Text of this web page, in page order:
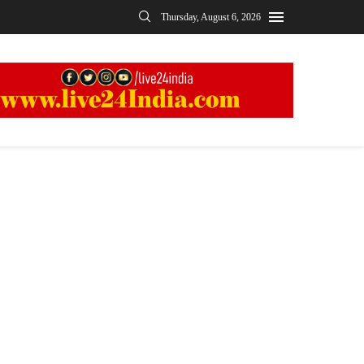
Thursday, August 6, 2026